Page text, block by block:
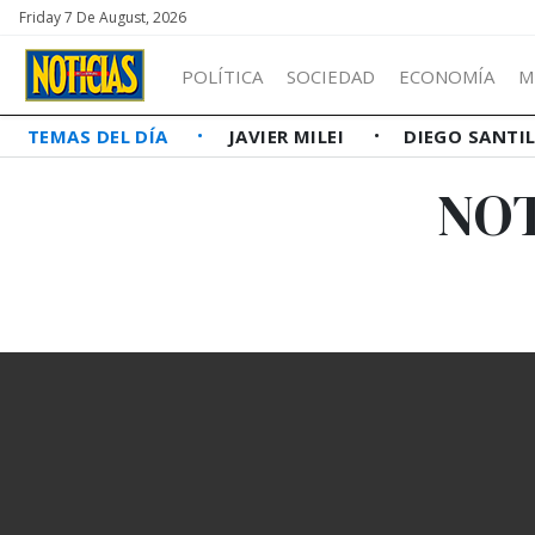
Friday 7 De August, 2026
POLÍTICA SOCIEDAD ECONOMÍA
TEMAS DEL DÍA JAVIER MILEI DIEGO